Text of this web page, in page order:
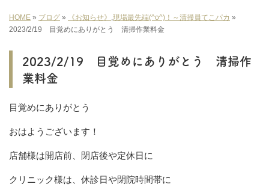
HOME » ブログ » 《お知らせ》 ,現場最先端(^o^)！～清掃員てこパカ »
2023/2/19 目覚めにありがとう 清掃作業料金
2023/2/19 目覚めにありがとう 清掃作
業料金
目覚めにありがとう
おはようございます！
店舗様は開店前、閉店後や定休日に
クリニック様は、休診日や閉院時間帯に